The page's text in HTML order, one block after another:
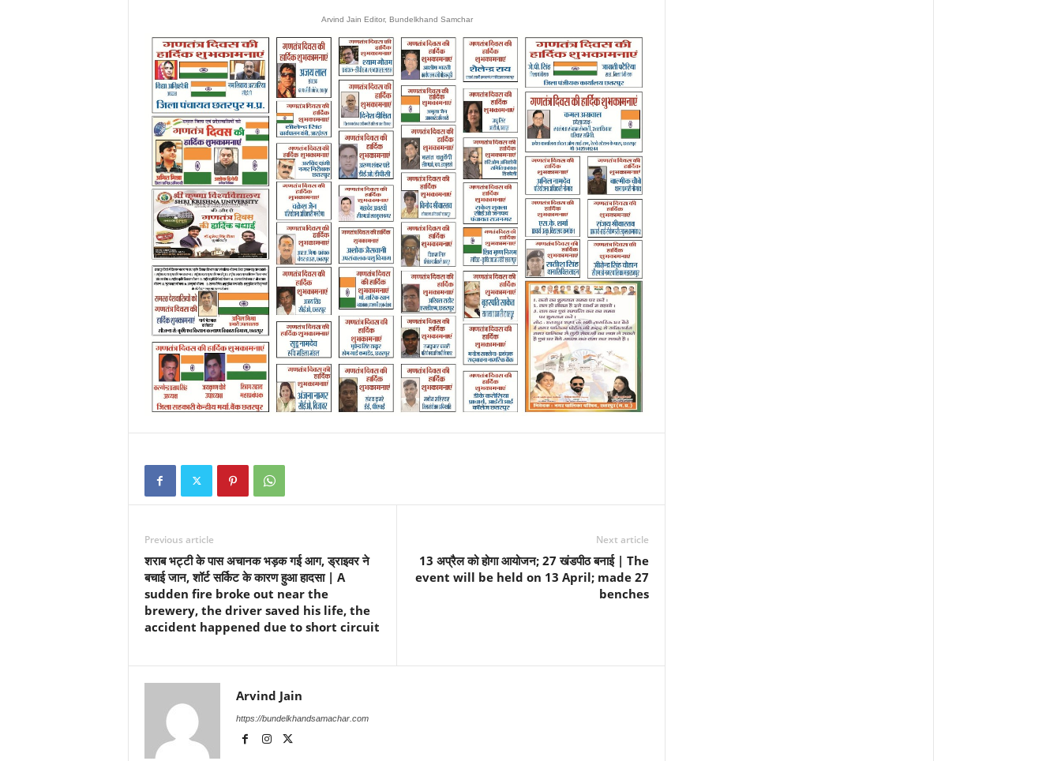
Arvind Jain Editor, Bundelkhand Samchar
Previous article
शराब भट्टी के पास अचानक भड़क गई आग, ड्राइवर ने
बचाई जान, शॉर्ट सर्किट के कारण हुआ हादसा | A
sudden fire broke out near the
brewery, the driver saved his life, the
accident happened due to short circuit
Next article
13 अप्रैल को होगा आयोजन; 27 खंडपीठ बनाई | The
event will be held on 13 April; made 27
benches
Arvind Jain
https://bundelkhandsamachar.com